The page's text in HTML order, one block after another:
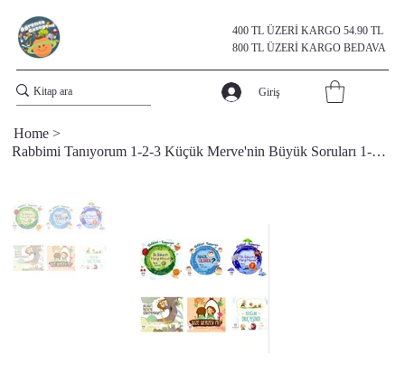
400 TL ÜZERİ KARGO 54.90 TL
800 TL ÜZERİ KARGO BEDAVA
Giriş
Home >
Rabbimi Tanıyorum 1-2-3 Küçük Merve'nin Büyük Soruları 1-2 Keloğlan Oruç Peşinde